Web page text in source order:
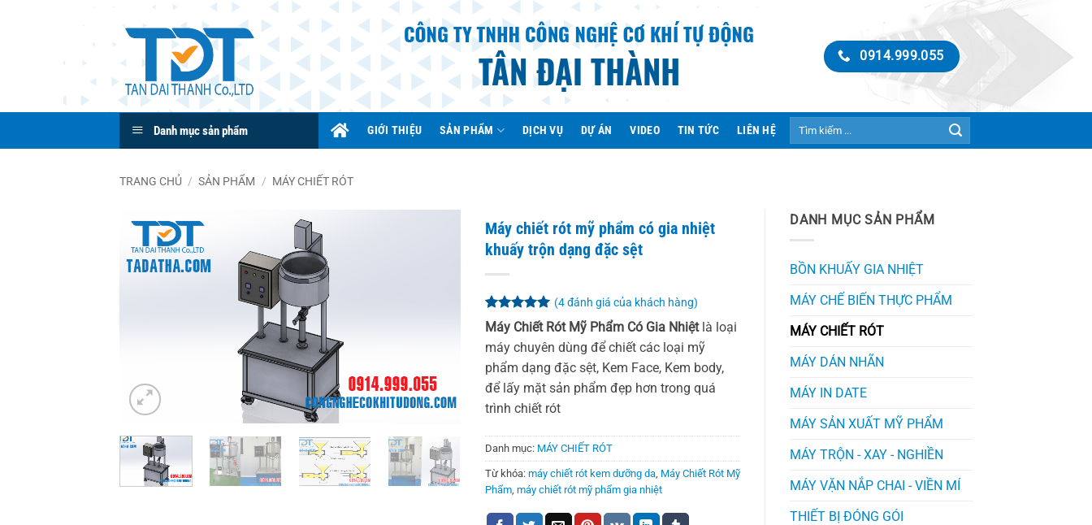
0914.999.055
Danh mục sản phẩm GIỚI THIỆU SẢN PHẨM DỊCH VỤ DỰ ÁN VIDEO TIN TỨC LIÊN HỆ
Tìm
TRANG CHỦ / SẢN PHẨM / MÁY CHIẾT RÓT
Máy chiết rót mỹ phẩm có gia nhiệt
khuấy trộn dạng đặc sệt
5 trên 5
dựa trên
4
đánh giá
(4đánh giá của khách hàng)
Máy Chiết Rót Mỹ Phẩm Có Gia Nhiệtlà loại
máy chuyên dùng để chiết các loại mỹ
phẩm dạng đặc sệt, Kem Face, Kem body,
để lấy mặt sản phẩm đẹp hơn trong quá
trình chiết rót
Danh mục: MÁY CHIẾT RÓT
Từ khóa: máy chiết rót kem dưỡng da Máy Chiết Rót Mỹ
Phẩm máy chiết rót mỹ phẩm gia nhiệt
DANH MỤC SẢN PHẨM
BỒN KHUẤY GIA NHIỆT
MÁY CHẾ BIẾN THỰC PHẨM
MÁY CHIẾT RÓT
MÁY DÁN NHÃN
MÁY IN DATE
MÁY SẢN XUẤT MỸ PHẨM
MÁY TRỘN - XAY - NGHIỀN
MÁY VẶN NẮP CHAI - VIỀN MÍ
THIẾT BỊ ĐÓNG GÓI